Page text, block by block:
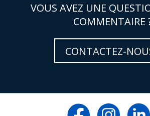
VOUS AVEZ UNE
COMMENTAIRE
CONTACTEZ-